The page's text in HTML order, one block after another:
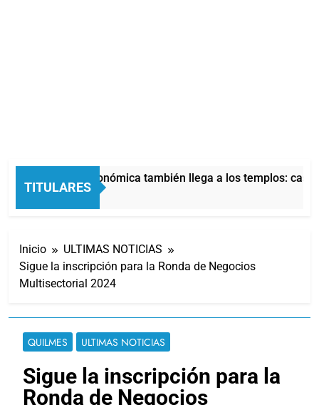
TITULARES
La crisis económica también llega a los templos: casi
12 Horas Atrás
Inicio
ULTIMAS NOTICIAS
Sigue la inscripción para la Ronda de Negocios
Multisectorial 2024
QUILMES ULTIMAS NOTICIAS
Sigue la inscripción para la
Ronda de Negocios